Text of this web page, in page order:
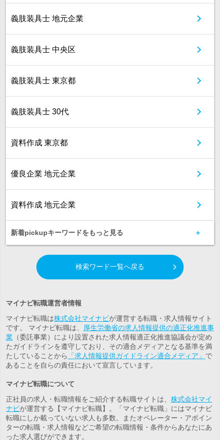
義肢装具士 地元企業
義肢装具士 中央区
義肢装具士 東京都
義肢装具士 30代
資料作成 東京都
優良企業 地元企業
資料作成 地元企業
新着pickupキーワードをもっと見る
検索ワード一覧へ戻る
マイナビ転職運営者情報
マイナビ転職は株式会社マイナビが運営する転職・求人情報サイト
です。 マイナビ転職は、
厚生労働省の求人情報提供の適正化推進事
業 （委託事業）により設置された求人情報適正化推進協議会が定め
たガイドラインを遵守しており、その適合メディアとなる基準を満
たしていることから
「求人情報提供ガイドライン適合メディア」 で
あることを自らの責任において宣言しています。
マイナビ転職について
正社員の求人・転職情報をご紹介する転職サイトは、 株式会社マイ
ナビが運営する【マイナビ転職】。「マイナビ転職」にはマイナビ
転職にしか載っていない求人も多数。またオペレーター・アポイン
ターの転職・求人情報などご希望の転職情報・条件からあなたにあ
った求人選びができます。